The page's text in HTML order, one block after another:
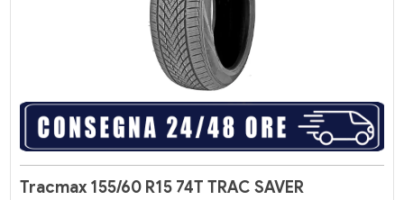
Tracmax 155/60 R15 74T TRAC SAVER